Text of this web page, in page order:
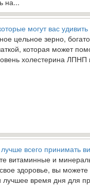
могут вас удивить
цельное зерно,
которая может
холестерина ЛПНП
всего принимать
витаминные и
здоровье, вы можете
лучшее время дня для